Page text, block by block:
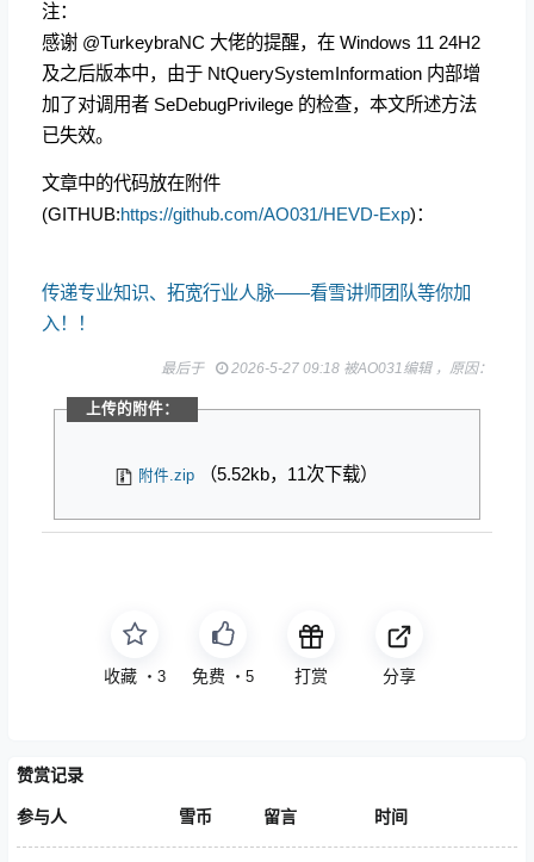
注：
感谢 @TurkeybraNC 大佬的提醒，在 Windows 11 24H2
及之后版本中，由于 NtQuerySystemInformation 内部增
加了对调用者 SeDebugPrivilege 的检查，本文所述方法
已失效。
文章中的代码放在附件
(GITHUB:https://github.com/AO031/HEVD-Exp)：
传递专业知识、拓宽行业人脉——看雪讲师团队等你加
入！！
最后于 2026-5-27 09:18 被AO031编辑 ，原因：
上传的附件：
附件.zip （5.52kb，11次下载）
收藏 ・ 3 免费 ・ 5 打赏 分享
赞赏记录
参与人 雪币 留言 时间